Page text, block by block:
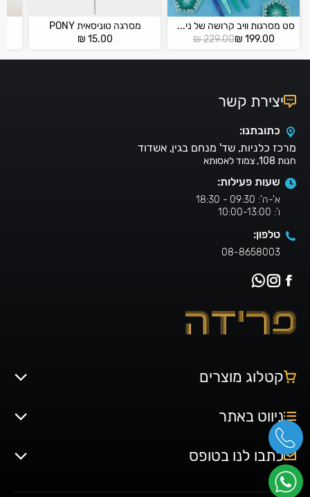
סט מסרגות וויב קרושה של ניטפרו – 30952 WAVES 2.0
₪229.00
המחיר
היה:
₪ 199.00
המחיר
הוא:
מסרגה טוניסאית PONY
₪ 15.00
יצירת קשר
כתובתנו:
מרכז כלניות, שד' מנחם בגין, אשדוד
חנות 108, צמוד לאסותא
שעות פעילות:
א'-ה': 09:30 - 18:30
ו': 10:00-13:00
טלפון:
08-8658003
קטלוג מוצרים
ניווט באתר
כתבו לנו בטופס